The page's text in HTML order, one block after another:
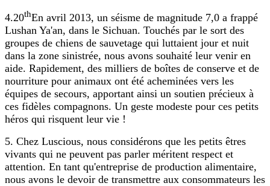
4.20thEn avril 2013, un séisme de magnitude 7,0 a frappé
Lushan Ya'an, dans le Sichuan. Touchés par le sort des
groupes de chiens de sauvetage qui luttaient jour et nuit
dans la zone sinistrée, nous avons souhaité leur venir en
aide. Rapidement, des milliers de boîtes de conserve et de
nourriture pour animaux ont été acheminées vers les
équipes de secours, apportant ainsi un soutien précieux à
ces fidèles compagnons. Un geste modeste pour ces petits
héros qui risquent leur vie !
5. Chez Luscious, nous considérons que les petits êtres
vivants qui ne peuvent pas parler méritent respect et
attention. En tant qu'entreprise de production alimentaire,
nous avons le devoir de transmettre aux consommateurs les